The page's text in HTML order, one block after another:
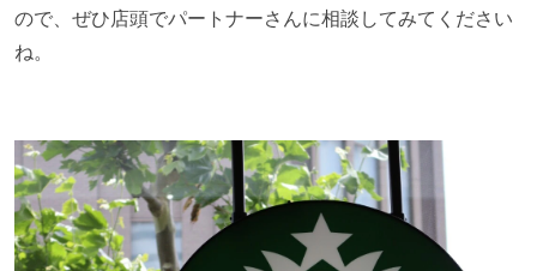
ので、ぜひ店頭でパートナーさんに相談してみてください
ね。